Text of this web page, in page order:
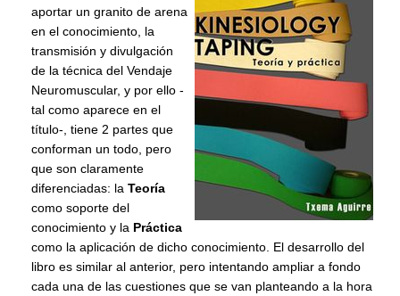
aportar un granito de arena
en el conocimiento, la
transmisión y divulgación
de la técnica del Vendaje
Neuromuscular, y por ello -
tal como aparece en el
título-, tiene 2 partes que
conforman un todo, pero
que son claramente
diferenciadas: la Teoría
como soporte del
conocimiento y la Práctica
como la aplicación de dicho conocimiento. El desarrollo del
libro es similar al anterior, pero intentando ampliar a fondo
cada una de las cuestiones que se van planteando a la hora